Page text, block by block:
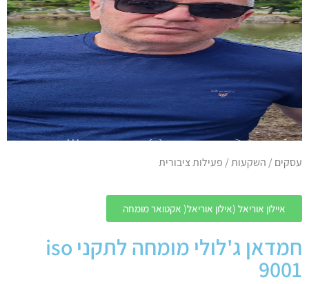
עסקים / השקעות / פעילות ציבורית
איילון אוריאל (אילון אוריאל( אקטואר מומחה
חמדאן ג'לולי מומחה לתקני iso
9001